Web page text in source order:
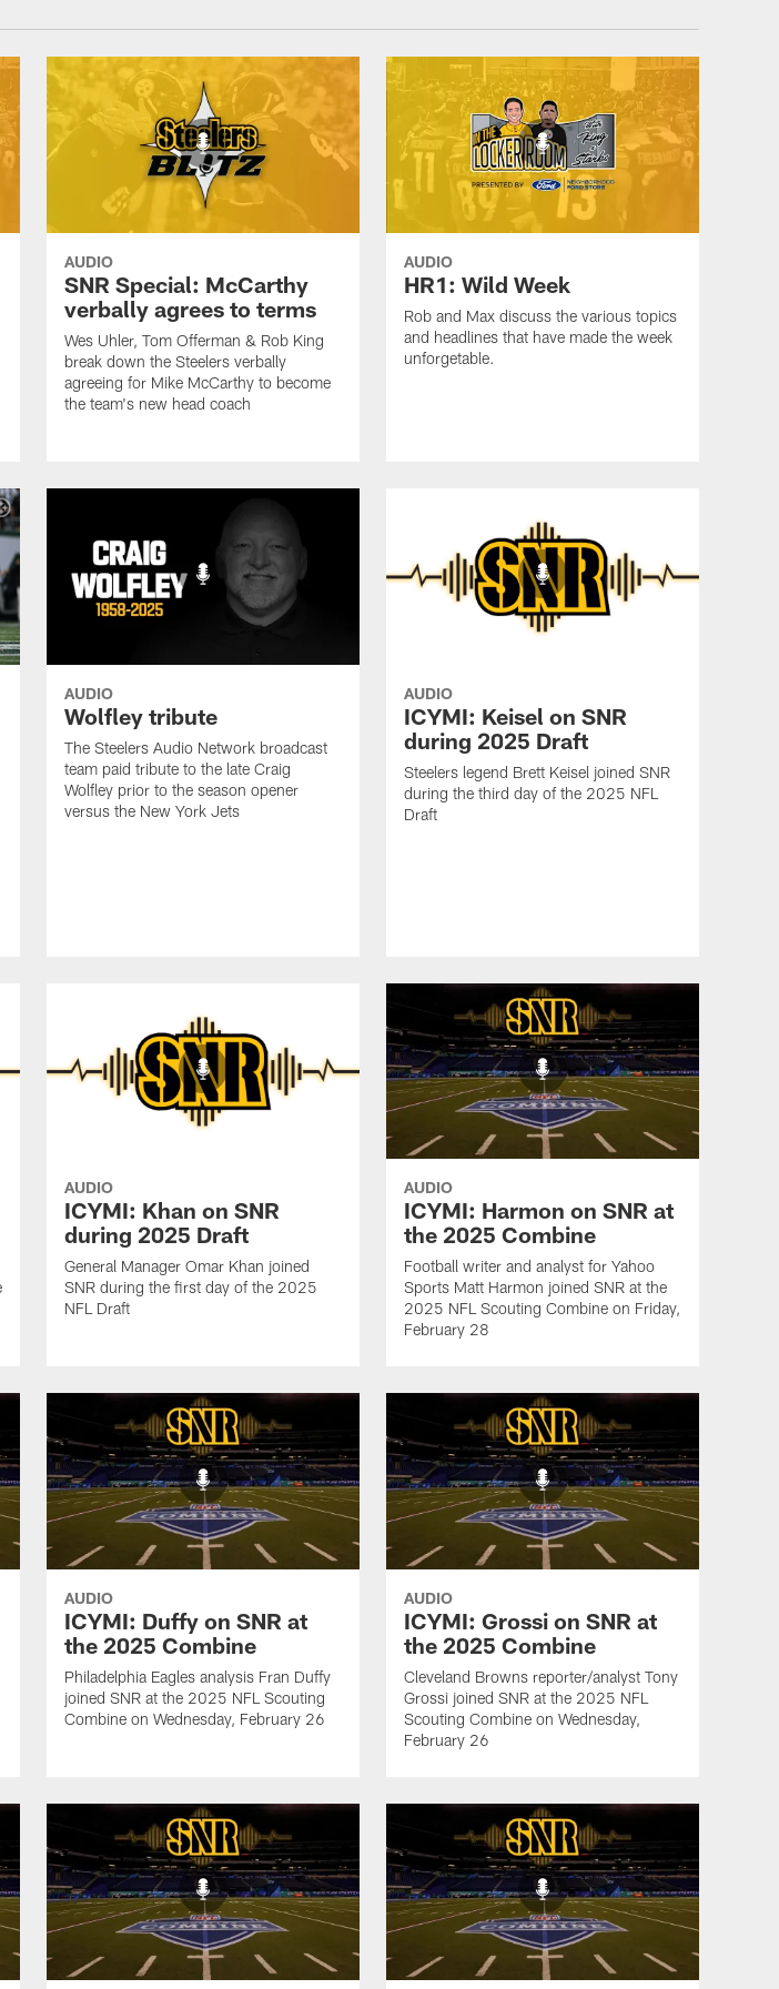
AUDIO
SNR Special: McCarthy
verbally agrees to terms
Wes Uhler, Tom Offerman & Rob King
break down the Steelers verbally
agreeing for Mike McCarthy to become
the team's new head coach
AUDIO
HR1: Wild Week
Rob and Max discuss the various topics
and headlines that have made the week
unforgetable.
AUDIO
Wolfley tribute
The Steelers Audio Network broadcast
team paid tribute to the late Craig
Wolfley prior to the season opener
versus the New York Jets
AUDIO
ICYMI: Keisel on SNR
during 2025 Draft
Steelers legend Brett Keisel joined SNR
during the third day of the 2025 NFL
Draft
AUDIO
ICYMI: Khan on SNR
during 2025 Draft
General Manager Omar Khan joined
SNR during the first day of the 2025
NFL Draft
AUDIO
ICYMI: Harmon on SNR at
the 2025 Combine
Football writer and analyst for Yahoo
Sports Matt Harmon joined SNR at the
2025 NFL Scouting Combine on Friday,
February 28
AUDIO
ICYMI: Duffy on SNR at
the 2025 Combine
Philadelphia Eagles analysis Fran Duffy
joined SNR at the 2025 NFL Scouting
Combine on Wednesday, February 26
AUDIO
ICYMI: Grossi on SNR at
the 2025 Combine
Cleveland Browns reporter/analyst Tony
Grossi joined SNR at the 2025 NFL
Scouting Combine on Wednesday,
February 26